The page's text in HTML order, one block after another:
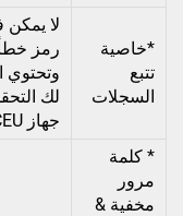
*خاصية
تتبع
السجلات
لا يمكن
رمز
وتحتوي
لك
جهاز CEU محمول (تباع بشكل منفصل)
* كلمة
مرور
مخفية &